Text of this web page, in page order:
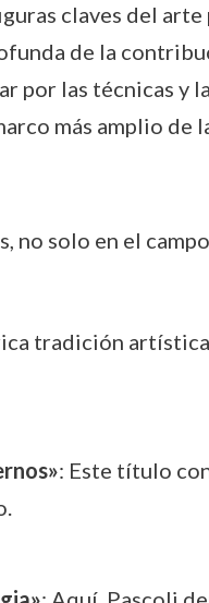
claves del
de la
las técnicas y
más amplio de
no solo en el
tradición
: Este título